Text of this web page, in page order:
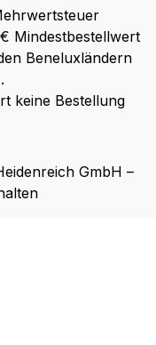
Mindestbestellwert
Beneluxländern
keine Bestellung
GmbH –